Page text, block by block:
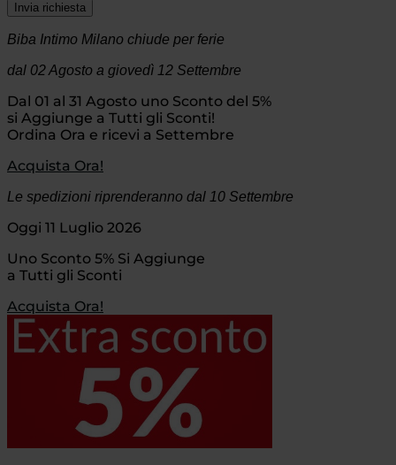
Invia richiesta
Biba Intimo Milano chiude per ferie
dal 02 Agosto a giovedì 12 Settembre
Dal 01 al 31 Agosto uno Sconto del 5%
si Aggiunge a Tutti gli Sconti!
Ordina Ora e ricevi a Settembre
Acquista Ora!
Le spedizioni riprenderanno dal 10 Settembre
Oggi 11 Luglio 2026
Uno Sconto 5% Si Aggiunge
a Tutti gli Sconti
Acquista Ora!